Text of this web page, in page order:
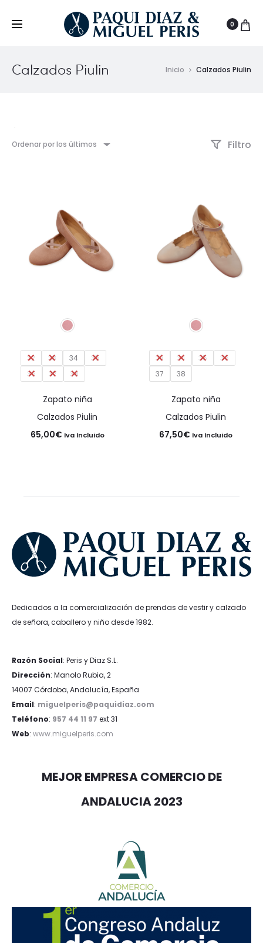
0
Calzados Piulin Inicio Calzados Piulin
Ordenar por los últimos Filtro
32 33 34
35
36
37 38
Zapato niña
Calzados Piulin
65,00€ Iva Incluido
33 34 35
36
37
38
Zapato niña
Calzados Piulin
67,50€ Iva Incluido
Dedicados a la comercialización de prendas de vestir y calzado
de señora, caballero y niño desde 1982.
Razón Social: Peris y Diaz S.L.
Dirección: Manolo Rubia, 2
14007 Córdoba, Andalucía, España
Email: miguelperis@paquidiaz.com
Teléfono: 957 44 11 97 ext 31
Web: www.miguelperis.com
MEJOR EMPRESA COMERCIO DE
ANDALUCIA 2023